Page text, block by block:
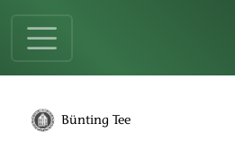
Springe zur Hauptnavigation
Springe zum Hauptinhalt
Springe zum Fußbereich
Bünting Tee